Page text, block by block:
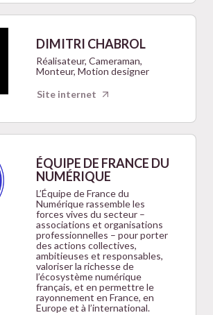
DIMITRI CHABROL
Réalisateur, Cameraman,
Monteur, Motion designer
Site internet
ÉQUIPE DE FRANCE DU
NUMÉRIQUE
L’Équipe de France du
Numérique rassemble les
forces vives du secteur –
associations et organisations
professionnelles – pour porter
des actions collectives,
ambitieuses et responsables,
valoriser la richesse de
l’écosystème numérique
français, et en permettre le
rayonnement en France, en
Europe et à l’international.